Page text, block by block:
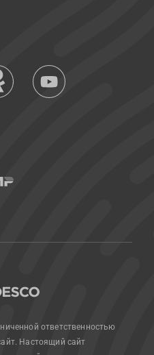
ответственностью
Настоящий сайт